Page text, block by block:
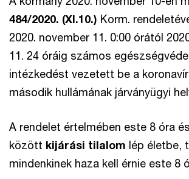
484/2020. (XI.10.) Korm.
2020. november 11. 0:00 órától
11. 24 óráig számos
intézkedést vezetett be a
második hullámának járványügyi
A rendelet értelmében este 8 óra
között kijárási tilalom lép életbe,
mindenkinek haza kell érnie este 8